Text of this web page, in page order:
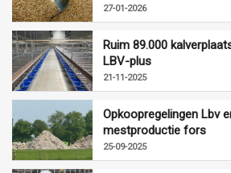
27-01-2026
Ruim 89.000
LBV-plus
21-11-2025
Opkoopregelingen Lbv
mestproductie fors
25-09-2025